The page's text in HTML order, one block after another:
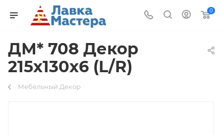
0
ДМ* 708 Декор
215х130х6 (L/R)
Мебельный Декор